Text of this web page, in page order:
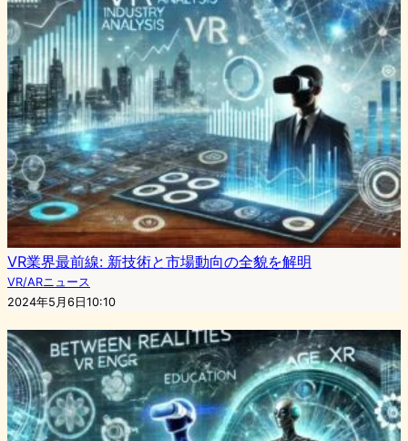
VR業界最前線: 新技術と市場動向の全貌を解明
VR/ARニュース
2024年5月6日10:10